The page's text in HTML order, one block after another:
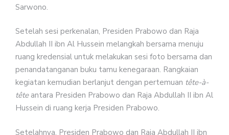
Sarwono.
Setelah sesi perkenalan, Presiden Prabowo dan Raja
Abdullah II ibn Al Hussein melangkah bersama menuju
ruang kredensial untuk melakukan sesi foto bersama dan
penandatanganan buku tamu kenegaraan. Rangkaian
kegiatan kemudian berlanjut dengan pertemuan tête-à-
têteantara Presiden Prabowo dan Raja Abdullah II ibn Al
Hussein di ruang kerja Presiden Prabowo.
Setelahnya, Presiden Prabowo dan Raja Abdullah II ibn